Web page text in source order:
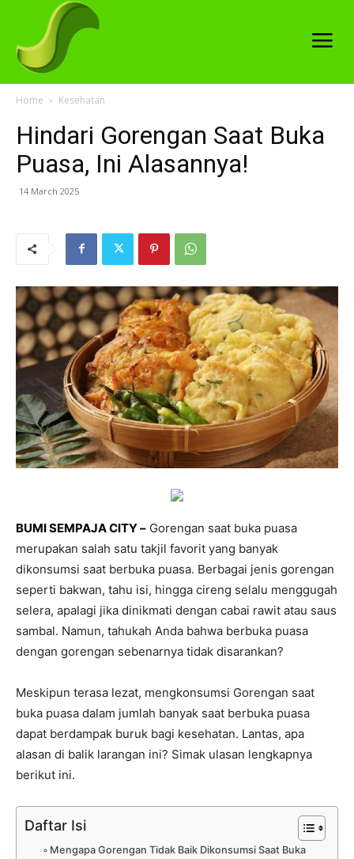
Home Kesehatan
Hindari Gorengan Saat Buka
Puasa, Ini Alasannya!
14 March 2025
BUMI SEMPAJA CITY – Gorengan saat buka puasa
merupakan salah satu takjil favorit yang banyak
dikonsumsi saat berbuka puasa. Berbagai jenis gorengan
seperti bakwan, tahu isi, hingga cireng selalu menggugah
selera, apalagi jika dinikmati dengan cabai rawit atau saus
sambal. Namun, tahukah Anda bahwa berbuka puasa
dengan gorengan sebenarnya tidak disarankan?
Meskipun terasa lezat, mengkonsumsi Gorengan saat
buka puasa dalam jumlah banyak saat berbuka puasa
dapat berdampak buruk bagi kesehatan. Lantas, apa
alasan di balik larangan ini? Simak ulasan lengkapnya
berikut ini.
Daftar Isi
Mengapa Gorengan Tidak Baik Dikonsumsi Saat Buka